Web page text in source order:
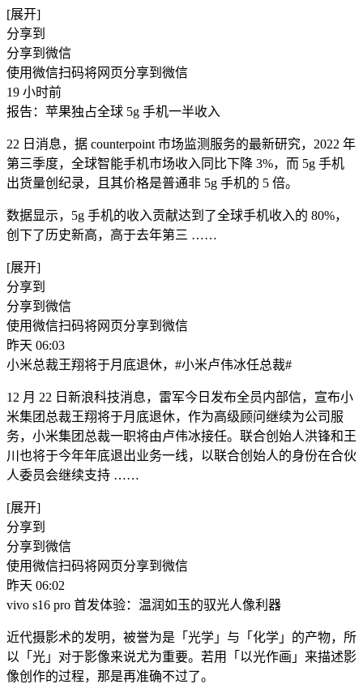
[展开]
分享到
分享到微信
使用微信扫码将网页分享到微信
19 小时前
报告：苹果独占全球 5g 手机一半收入
22 日消息，据 counterpoint 市场监测服务的最新研究，2022 年
第三季度，全球智能手机市场收入同比下降 3%，而 5g 手机
出货量创纪录，且其价格是普通非 5g 手机的 5 倍。
数据显示，5g 手机的收入贡献达到了全球手机收入的 80%，
创下了历史新高，高于去年第三 ​……
[展开]
分享到
分享到微信
使用微信扫码将网页分享到微信
昨天 06:03
小米总裁王翔将于月底退休，#小米卢伟冰任总裁#
12 月 22 日新浪科技消息，雷军今日发布全员内部信，宣布小
米集团总裁王翔将于月底退休，作为高级顾问继续为公司服
务，小米集团总裁一职将由卢伟冰接任。联合创始人洪锋和王
川也将于今年年底退出业务一线，以联合创始人的身份在合伙
人委员会继续支持 ​……
[展开]
分享到
分享到微信
使用微信扫码将网页分享到微信
昨天 06:02
vivo s16 pro 首发体验：温润如玉的驭光人像利器
近代摄影术的发明，被誉为是「光学」与「化学」的产物，所
以「光」对于影像来说尤为重要。若用「以光作画」来描述影
像创作的过程，那是再准确不过了。